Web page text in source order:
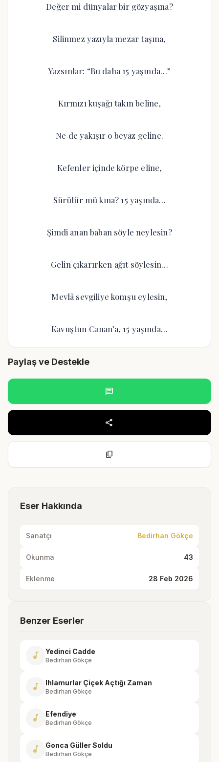
Değer mi dünyalar bir gözyaşına?
Silinmez yazıyla mezar taşına,
Yazsınlar: “Bu daha 15 yaşında…”
Kırmızı kuşağı takın beline,
Ne de yakışır o beyaz geline.
Kefenler içinde körpe eline,
Sürülür mü kına? 15 yaşında…
Şimdi anan baban söyle neylesin?
Gelin çıkarırken ağıt söylesin…
Mevlâ sevgiliye komşu eylesin,
Kavuştun Canan’a, 15 yaşında…
Paylaş ve Destekle
chat
share
content_copy
Eser Hakkında
Sanatçı Bedirhan Gökçe
Okunma 43
Eklenme 28 Feb 2026
Benzer Eserler
music_note Yedinci Cadde
Bedirhan Gökçe
music_note Ihlamurlar Çiçek Açtığı Zaman
Bedirhan Gökçe
music_note Efendiye
Bedirhan Gökçe
music_note Gonca Güller Soldu
Bedirhan Gökçe